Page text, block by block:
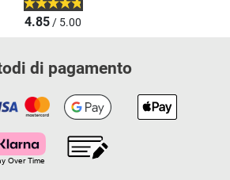
4.85/ 5.00
di pagamento